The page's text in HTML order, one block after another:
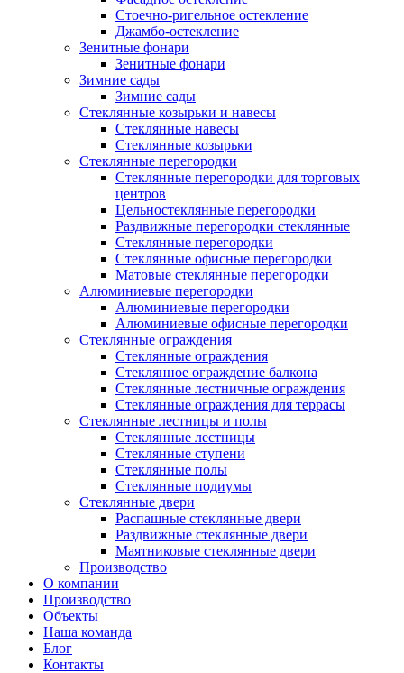
Стоечно-ригельное остекление
Джамбо-остекление
Зенитные фонари
Зенитные фонари
Зимние сады
Зимние сады
Стеклянные козырьки и навесы
Стеклянные навесы
Стеклянные козырьки
Стеклянные перегородки
Стеклянные перегородки для торговых
центров
Цельностеклянные перегородки
Раздвижные перегородки стеклянные
Стеклянные перегородки
Стеклянные офисные перегородки
Матовые стеклянные перегородки
Алюминиевые перегородки
Алюминиевые перегородки
Алюминиевые офисные перегородки
Стеклянные ограждения
Стеклянные ограждения
Стеклянное ограждение балкона
Стеклянные лестничные ограждения
Стеклянные ограждения для террасы
Стеклянные лестницы и полы
Стеклянные лестницы
Стеклянные ступени
Стеклянные полы
Стеклянные подиумы
Стеклянные двери
Распашные стеклянные двери
Раздвижные стеклянные двери
Маятниковые стеклянные двери
Производство
О компании
Производство
Объекты
Наша команда
Блог
Контакты